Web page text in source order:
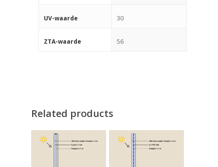
UV-waarde 30
ZTA-waarde 56
Related products